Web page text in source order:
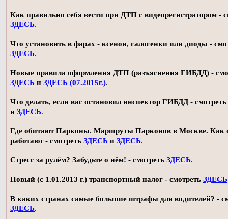
Как правильно себя вести при ДТП с видеорегистратором -
ЗДЕСЬ.
Что установить в фарах - ксенон, галогенки или диоды -
ЗДЕСЬ.
Новые правила оформления ДТП (разъяснения ГИБДД) -
ЗДЕСЬ и ЗДЕСЬ (07.2015г.).
Что делать, если вас остановил инспектор ГИБДД - смотреть
и ЗДЕСЬ.
Где обитают Парконы. Маршруты Парконов в Москве. Как
работают - смотреть ЗДЕСЬ и ЗДЕСЬ.
Стресс за рулём? Забудьте о нём! - смотреть ЗДЕСЬ.
Новый (с 1.01.2013 г.) транспортный налог - смотреть ЗДЕСЬ
В каких странах самые большие штрафы для водителей? -
ЗДЕСЬ.